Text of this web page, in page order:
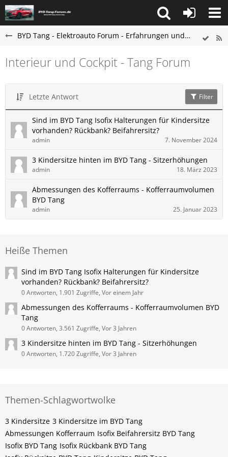
BYD Tang - Elektroauto Forum - Erfahrungen und Probleme
Interieur und Cockpit - Tang Forum
Letzte Antwort Filter
Sind im BYD Tang Isofix Halterungen für Kindersitze
vorhanden? Rückbank? Beifahrersitz?
admin 7. November 2024
3 Kindersitze hinten im BYD Tang - Sitzerhöhungen
admin 18. März 2023
Abmessungen des Kofferraums - Kofferraumvolumen
BYD Tang
admin 25. Januar 2023
Heiße Themen
Sind im BYD Tang Isofix Halterungen für Kindersitze
vorhanden? Rückbank? Beifahrersitz?
0 Antworten, 1.901 Zugriffe, Vor einem Jahr
Abmessungen des Kofferraums - Kofferraumvolumen BYD
Tang
0 Antworten, 3.561 Zugriffe, Vor 3 Jahren
3 Kindersitze hinten im BYD Tang - Sitzerhöhungen
0 Antworten, 1.720 Zugriffe, Vor 3 Jahren
Themen-Schlagwortwolke
3 Kindersitze 3 Kindersitze im BYD Tang
Abmessungen Kofferraum Isofix Beifahrersitz BYD Tang
Isofix BYD Tang Isofix Rückbank BYD Tang